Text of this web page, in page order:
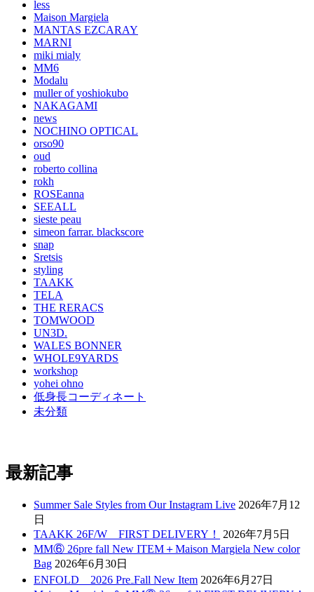
less
Maison Margiela
MANTAS EZCARAY
MARNI
miki mialy
MM6
Modalu
muller of yoshiokubo
NAKAGAMI
news
NOCHINO OPTICAL
orso90
oud
roberto collina
rokh
ROSEanna
SEEALL
sieste peau
simeon farrar. blackscore
snap
Sretsis
styling
TAAKK
TELA
THE RERACS
TOMWOOD
UN3D.
WALES BONNER
WHOLE9YARDS
workshop
yohei ohno
低身長コーディネート
未分類
最新記事
Summer Sale Styles from Our Instagram Live 2026年7月12
日
TAAKK 26F/W FIRST DELIVERY！
2026年7月5日
MM⑥ 26pre fall New ITEM＋Maison Margiela New color
Bag 2026年6月30日
ENFOLD 2026 Pre₋Fall New Item 2026年6月27日